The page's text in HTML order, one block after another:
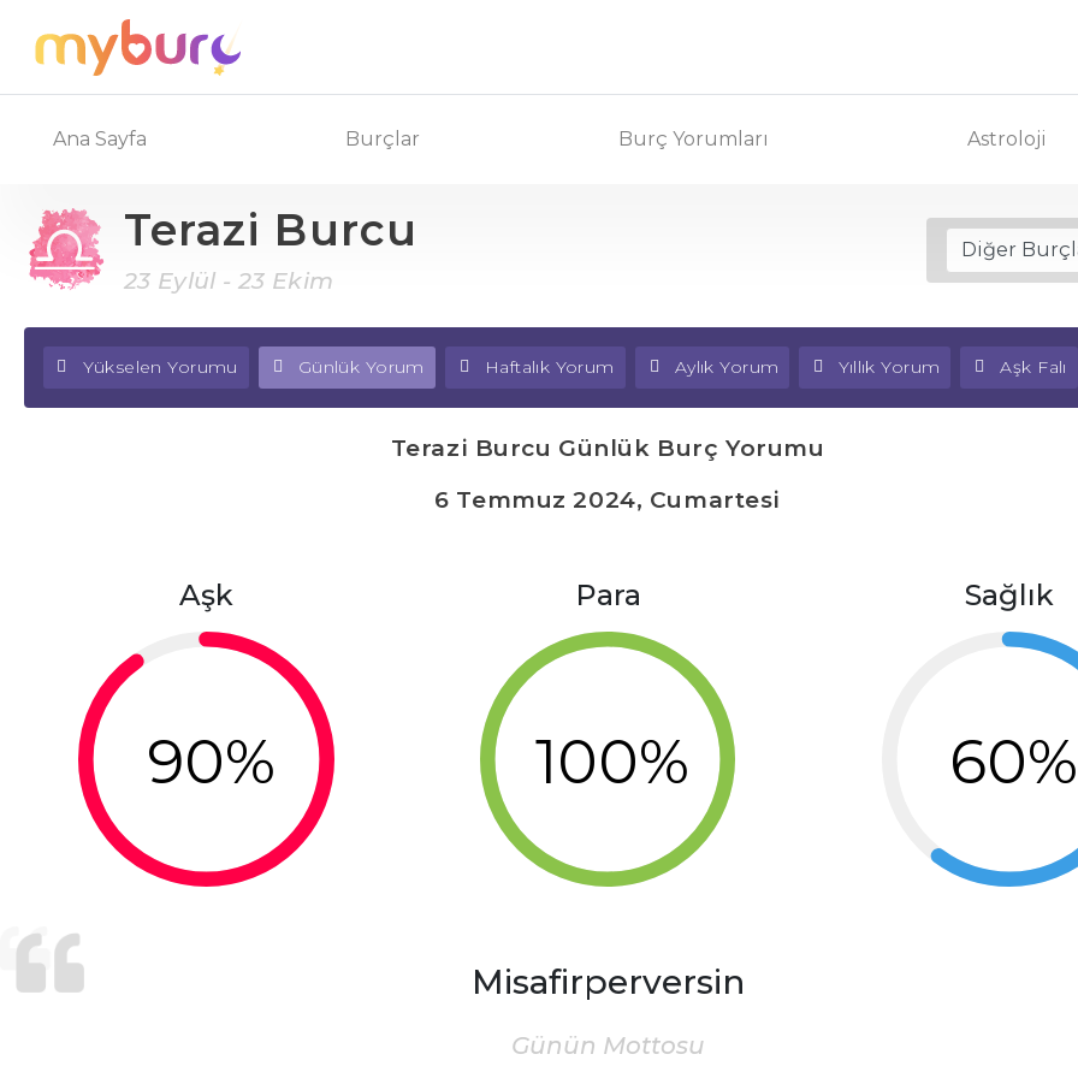
Ana Sayfa Burçlar Burç Yorumları Astroloji
Terazi Burcu
23 Eylül - 23 Ekim
Yükselen Yorumu Günlük Yorum Haftalık Yorum Aylık Yorum Yıllık Yorum Aşk Falı
Terazi Burcu Günlük Burç Yorumu
6 Temmuz 2024, Cumartesi
Aşk
90%
Para
100%
Sağlık
60%
Misafirperversin
Günün Mottosu